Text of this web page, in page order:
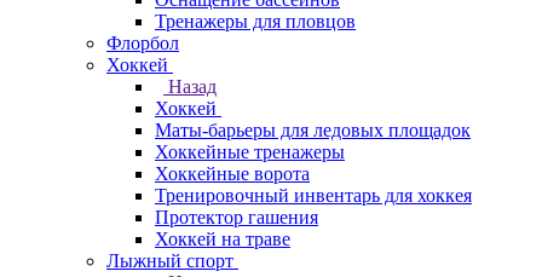
Тренажеры для пловцов
Флорбол
Хоккей
Назад
Хоккей
Маты-барьеры для ледовых площадок
Хоккейные тренажеры
Хоккейные ворота
Тренировочный инвентарь для хоккея
Протектор гашения
Хоккей на траве
Лыжный спорт